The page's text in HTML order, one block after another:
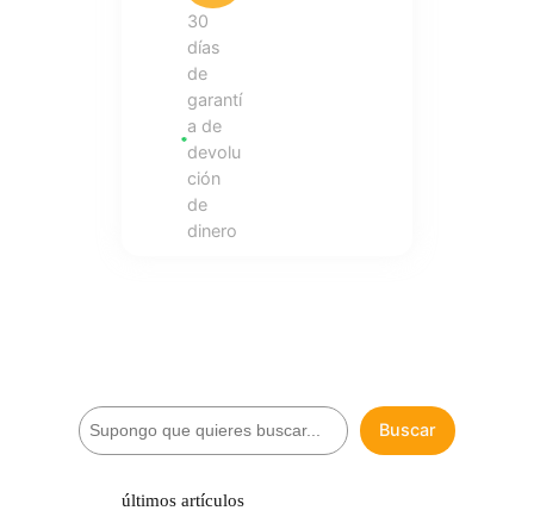
30
días
de
garantí
a de
devolu
ción
de
dinero
B
u
Buscar
últimos artículos